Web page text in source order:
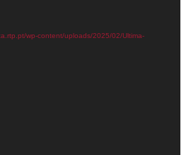
wp-content/uploads/2025/02/Ultima-